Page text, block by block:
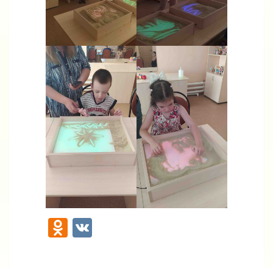
Odnoklassniki